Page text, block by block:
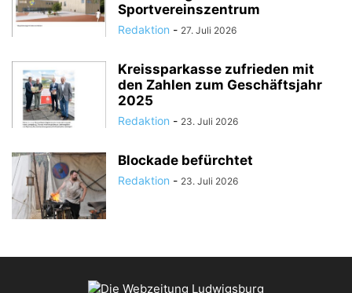
Sportvereinszentrum
Redaktion - 27. Juli 2026
Kreissparkasse zufrieden mit
den Zahlen zum Geschäftsjahr
2025
Redaktion - 23. Juli 2026
Blockade befürchtet
Redaktion - 23. Juli 2026